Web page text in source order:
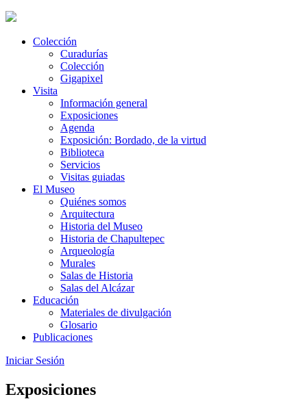
Colección
Curadurías
Colección
Gigapixel
Visita
Información general
Exposiciones
Agenda
Exposición: Bordado, de la virtud
Biblioteca
Servicios
Visitas guiadas
El Museo
Quiénes somos
Arquitectura
Historia del Museo
Historia de Chapultepec
Arqueología
Murales
Salas de Historia
Salas del Alcázar
Educación
Materiales de divulgación
Glosario
Publicaciones
Iniciar Sesión
Exposiciones